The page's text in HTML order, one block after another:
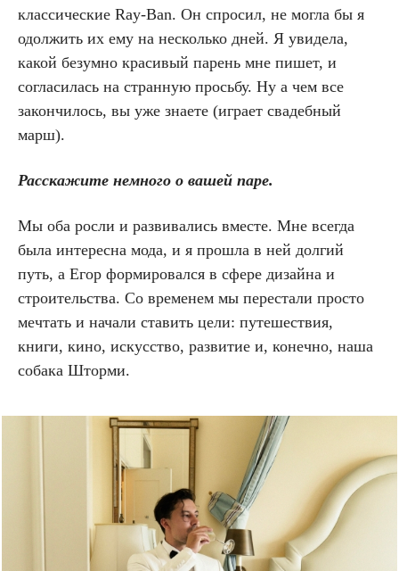
классические Ray-Ban. Он спросил, не могла бы я
одолжить их ему на несколько дней. Я увидела,
какой безумно красивый парень мне пишет, и
согласилась на странную просьбу. Ну а чем все
закончилось, вы уже знаете (играет свадебный
марш).
Расскажите немного о вашей паре.
Мы оба росли и развивались вместе. Мне всегда
была интересна мода, и я прошла в ней долгий
путь, а Егор формировался в сфере дизайна и
строительства. Со временем мы перестали просто
мечтать и начали ставить цели: путешествия,
книги, кино, искусство, развитие и, конечно, наша
собака Шторми.